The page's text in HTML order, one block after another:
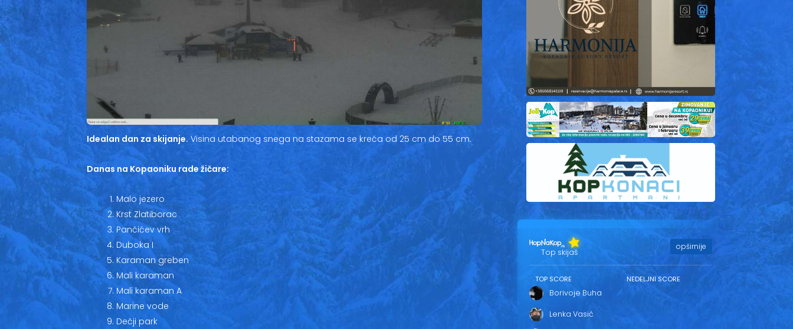
Idealan dan za skijanje. Visina utabanog snega na stazama se kreća od 25 cm do 55 cm.
Danas na Kopaoniku rade žičare:
Malo jezero
Krst Zlatiborac
Pančićev vrh
Duboka I
Karaman greben
Mali karaman
Mali karaman A
Marine vode
Dečji park
Top skijaš
opširnije
TOP SCORE
Borivoje Buha
Lenka Vasić
NEDELJNI SCORE